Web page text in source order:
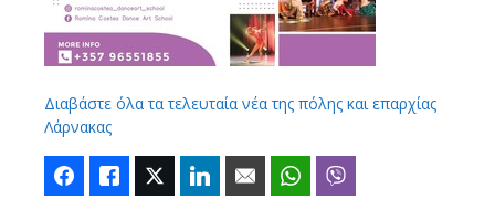
Διαβάστε όλα τα τελευταία νέα της πόλης και επαρχίας
Λάρνακας
FacebookLike Twitter LinkedIn Email WhatsApp